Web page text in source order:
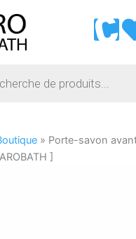
» Porte-savon
]